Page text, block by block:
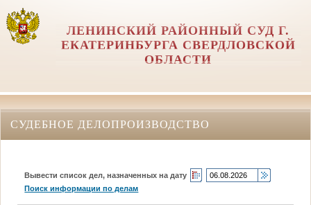
ЛЕНИНСКИЙ РАЙОННЫЙ СУД Г.
ЕКАТЕРИНБУРГА СВЕРДЛОВСКОЙ
ОБЛАСТИ
СУДЕБНОЕ ДЕЛОПРОИЗВОДСТВО
Вывести список дел, назначенных на дату
Поиск информации по делам